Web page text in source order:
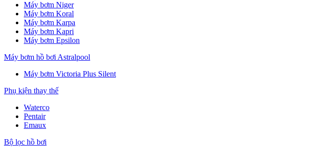
Máy bơm Niger
Máy bơm Koral
Máy bơm Karpa
Máy bơm Kapri
Máy bơm Epsilon
Máy bơm hồ bơi Astralpool
Máy bơm Victoria Plus Silent
Phụ kiện thay thế
Waterco
Pentair
Emaux
Bộ lọc hồ bơi